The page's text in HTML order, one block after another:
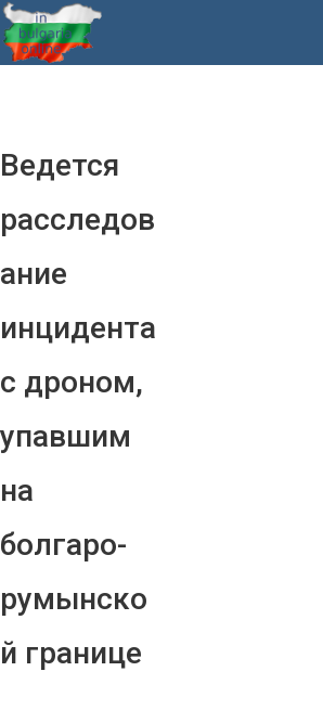
Ведется
расследов
ание
инцидента
с дроном,
упавшим
на
болгаро-
румынско
й границе